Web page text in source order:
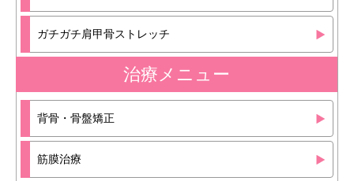
ガチガチ肩甲骨ストレッチ
治療メニュー
背骨・骨盤矯正
筋膜治療